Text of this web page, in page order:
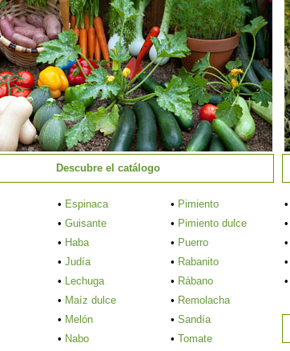
Descubre el catálogo
• Espinaca
• Guisante
• Haba
• Judía
• Lechuga
• Maíz dulce
• Melón
• Nabo
• Pimiento
• Pimiento dulce
• Puerro
• Rabanito
• Rábano
• Remolacha
•Sandía
•Tomate
•
•
•
•
•